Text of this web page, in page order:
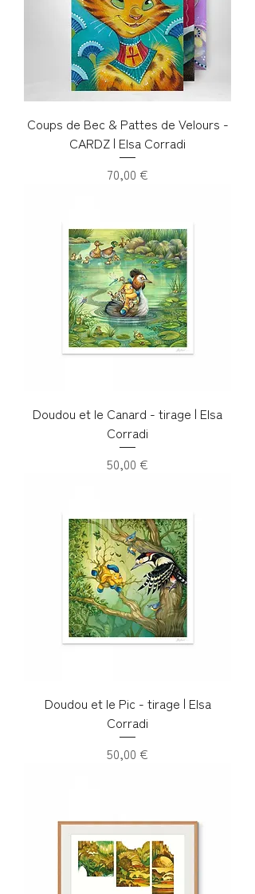
Coups de Bec & Pattes de Velours -
CARDZ | Elsa Corradi
Prix
70,00 €
Doudou et le Canard - tirage | Elsa
Corradi
Prix
50,00 €
Doudou et le Pic - tirage | Elsa
Corradi
Prix
50,00 €